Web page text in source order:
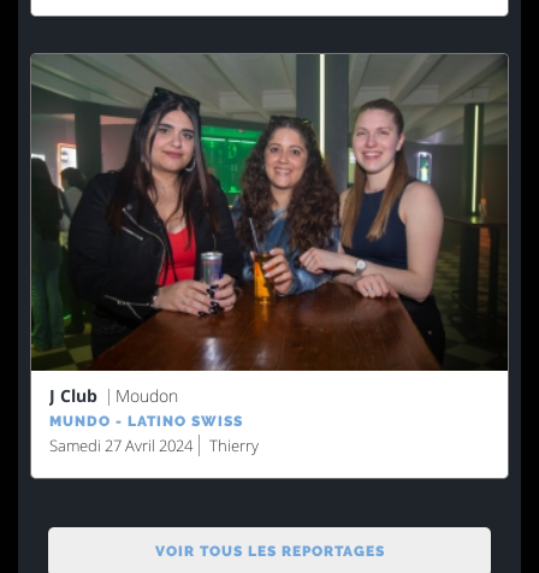
J Club Moudon
MUNDO - LATINO SWISS
Samedi 27 Avril 2024 Thierry
VOIR TOUS LES REPORTAGES